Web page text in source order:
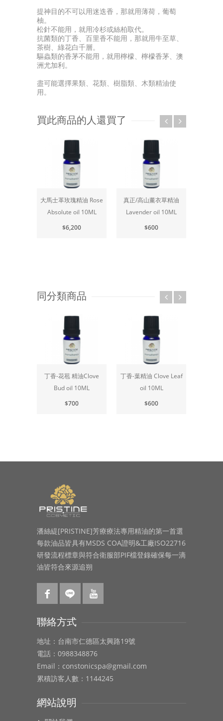
提神目的不可以用迷迭香，那就用薄荷，葡萄
柚。
松針不能用，就用冷杉或絲柏取代。
抗菌類的丁香、百里香不能用，那就用牛至草、
茶樹、綠花白千層。
驅蟲類的香茅不能用，就用檸檬、檸檬香茅、澳
洲尤加利。
盡可能選擇果類、花類、樹脂類、木類精油使
用。
買此商品的人還買了
真正/高山薰衣草精油
Lavender oil 10ML
$600
安息香精油 Benzoin
Resinold Pourable oil
同分類商品
丁香-葉精油 Clove Leaf
oil 10ML
中國雪松精油
Cedarwood oil 10ML
潘絲緹[PRISTINE]芳療療法專用精油的第一首選
每款油品皆具有MSDS COA證明&工廠ISO22716
研發流程標章與符合衛服部PIF檔登錄確保每一滴
油皆符合來源追朔
聯絡方式
地址：台南市仁德區太興路19號
電話：0988348876
Email：constonicspa@gmail.com
累積訪客人數：1144245
網站說明